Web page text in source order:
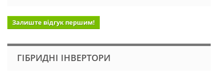
Залиште відгук першим!
ГІБРИДНІ ІНВЕРТОРИ